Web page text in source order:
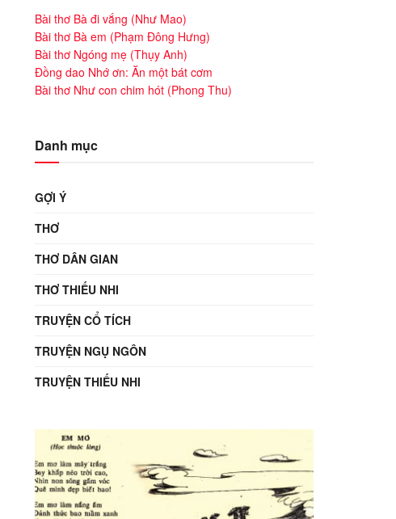
Bài thơ Bà đi vắng (Như Mao)
Bài thơ Bà em (Phạm Đông Hưng)
Bài thơ Ngóng mẹ (Thụy Anh)
Đồng dao Nhớ ơn: Ăn một bát cơm
Bài thơ Như con chim hót (Phong Thu)
Danh mục
GỢI Ý
THƠ
THƠ DÂN GIAN
THƠ THIẾU NHI
TRUYỆN CỔ TÍCH
TRUYỆN NGỤ NGÔN
TRUYỆN THIẾU NHI